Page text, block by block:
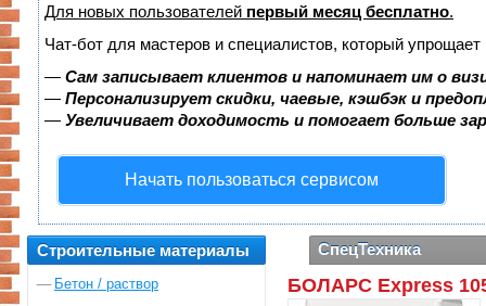
Для новых пользователей первый месяц бесплатно.
Чат-бот для мастеров и специалистов, который упрощает
— Сам записывает клиентов и напоминает им о
— Персонализирует скидки, чаевые, кэшбэк и
— Увеличивает доходимость и помогает больше
Начать пользоваться сервисом
Строительные материалы
Бетон / раствор
СпецТехника
БОЛАРС Express